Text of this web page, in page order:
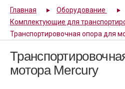
Главная
Оборудование
Комплектующие для
Транспортировочная опора для
мотора Mercury